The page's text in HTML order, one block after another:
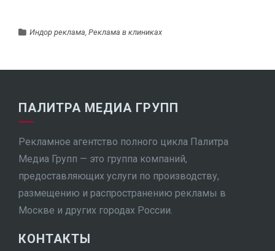
Индор реклама, Реклама в клиниках
ПАЛИТРА МЕДИА ГРУПП
Рекламное агентство полного цикла Палитра
Медиа Групп — это группа компаний,
предоставляющих услуги по производству,
размещению и распространению рекламы в
Москве и других городах России.
КОНТАКТЫ